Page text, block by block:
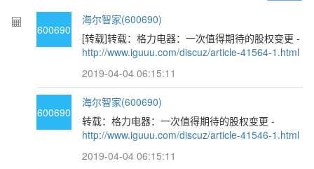
600690
海尔智家(600690)
[转载]转载：格力电器：一次值得期待的股权变更 -
http://www.iguuu.com/discuz/article-41564-1.html
2019-04-04 06:15:11
600690
海尔智家(600690)
转载：格力电器：一次值得期待的股权变更 -
http://www.iguuu.com/discuz/article-41546-1.html
2019-04-04 06:15:11